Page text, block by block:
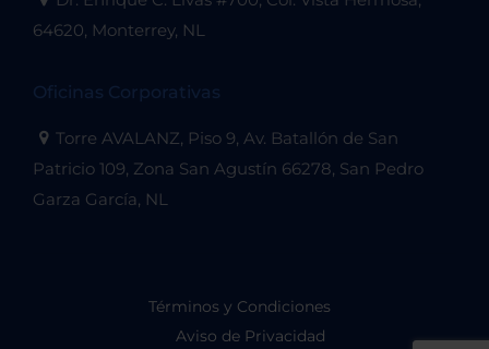
64620, Monterrey, NL
Oficinas Corporativas
Torre AVALANZ, Piso 9, Av. Batallón de San
Patricio 109, Zona San Agustín 66278, San Pedro
Garza García, NL
Términos y Condiciones
Aviso de Privacidad